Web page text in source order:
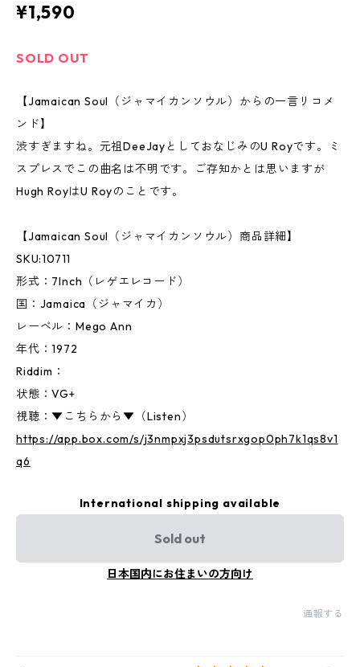
¥1,590
SOLD OUT
【Jamaican Soul（ジャマイカンソウル）からの一言リコメ
ンド】
渋すぎますね。元祖DeeJayとしておなじみのU Royです。ミ
スプレスでこの曲名は不明です。ご存知かとは思いますが
Hugh RoyはU Royのことです。
【Jamaican Soul（ジャマイカンソウル）商品詳細】
SKU:10711
形式：7Inch（レゲエレコード）
国：Jamaica（ジャマイカ）
レーベル：Mego Ann
年代：1972
Riddim：
状態：VG+
視聴：▼こちらから▼（Listen）
https://app.box.com/s/j3nmpxj3psdutsrxgop0ph7k1qs8v1
q6
International shipping available
Sold out
日本国内にお住まいの方向け
通報する